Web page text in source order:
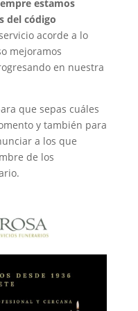
estamos
del código
acorde a lo
mejoramos
en nuestra
que sepas cuáles
y también para
a los que
de los